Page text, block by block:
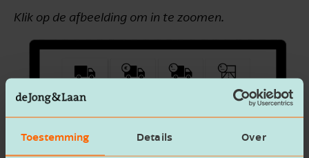
Toestemming Details Over
Klik op de afbeelding om in te zoomen.